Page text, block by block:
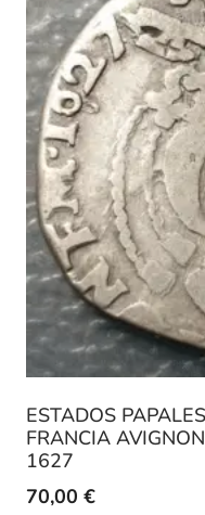
ESTADOS
FRANCIA
1627
70,00 €